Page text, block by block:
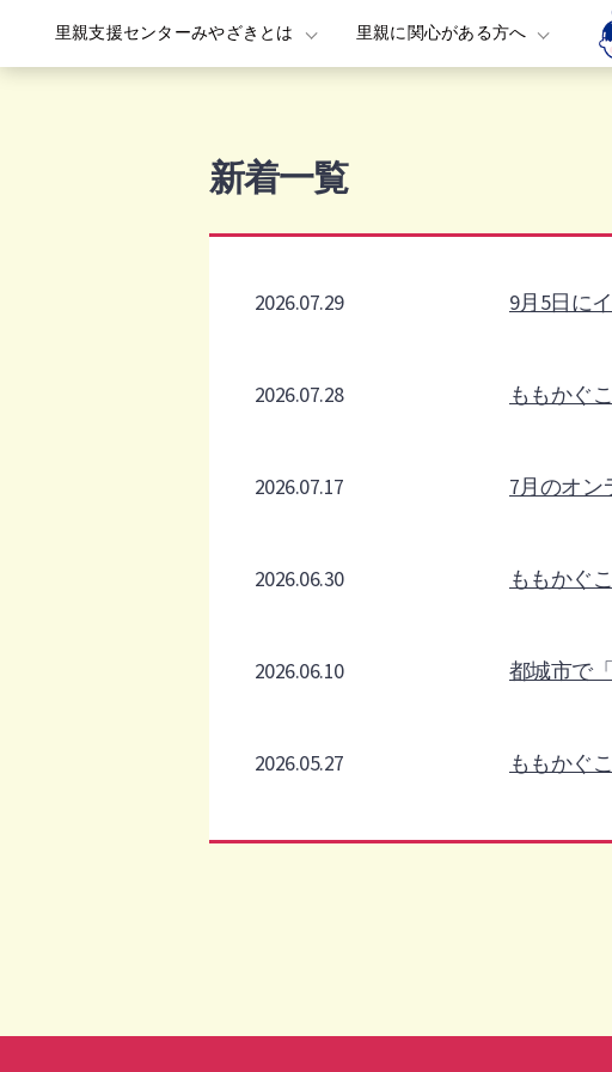
里親支援センターみやざきとは 里親に関心がある方へ
新着一覧
2026.07.29 9月5日に
2026.07.28 ももかぐ
2026.07.17 7月のオ
2026.06.30 ももかぐ
2026.06.10 都城市で
2026.05.27 ももかぐ